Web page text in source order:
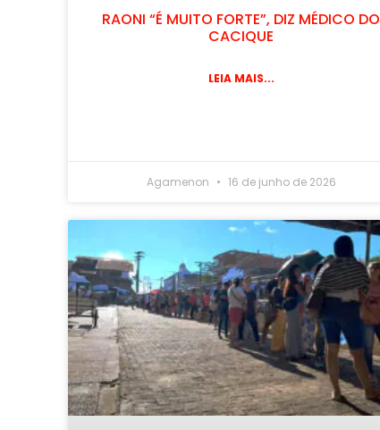
RAONI “É MUITO FORTE”, DIZ MÉDICO DO
CACIQUE
LEIA MAIS...
Agamenon 16 de junho de 2026